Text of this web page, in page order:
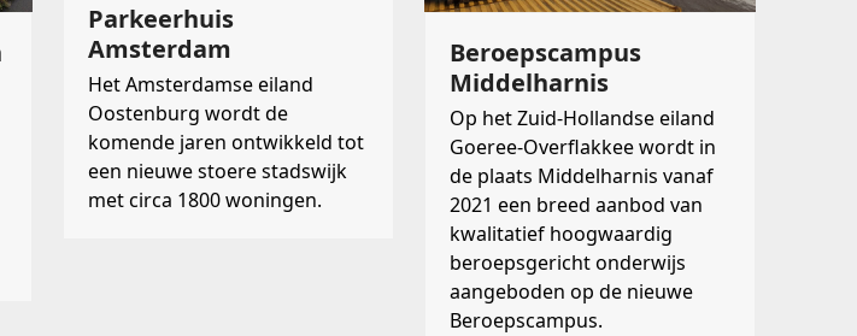
Parkeerhuis
Amsterdam
Het Amsterdamse eiland
Oostenburg wordt de
komende jaren ontwikkeld tot
een nieuwe stoere stadswijk
met circa 1800 woningen.
Beroepscampus
Middelharnis
Op het Zuid-Hollandse eiland
Goeree-Overflakkee wordt in
de plaats Middelharnis vanaf
2021 een breed aanbod van
kwalitatief hoogwaardig
beroepsgericht onderwijs
aangeboden op de nieuwe
Beroepscampus.